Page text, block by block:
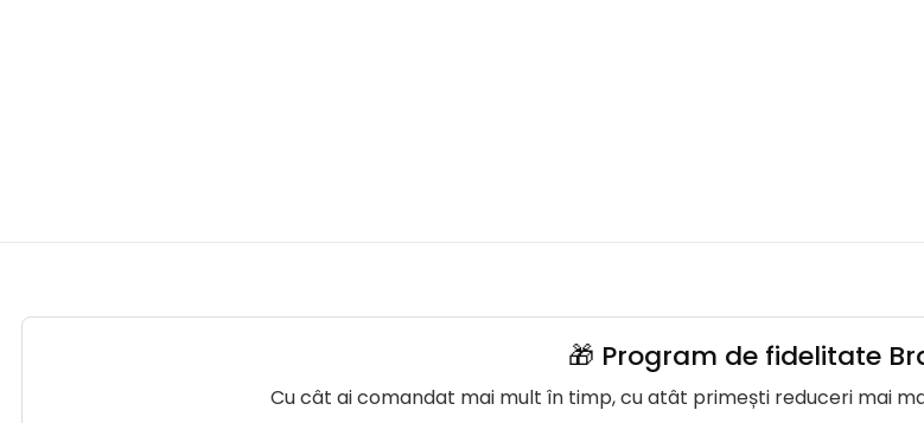
🎁 Program de fidelitate
Cu cât ai comandat mai mult în timp, cu atât primești reduceri mai